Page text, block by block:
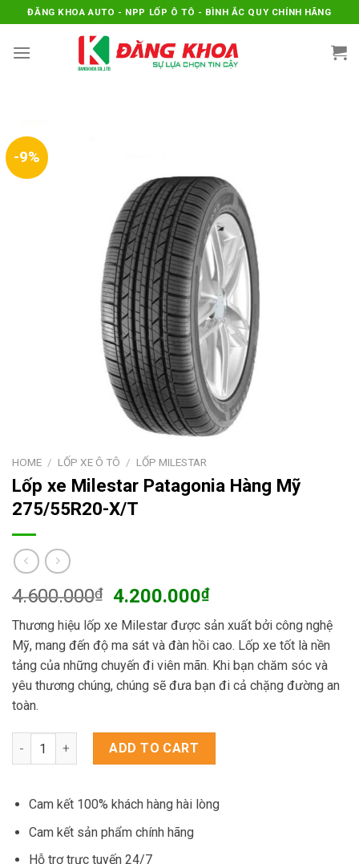
to
content
ĐĂNG KHOA AUTO - NPP LỐP Ô TÔ - BÌNH ẮC QUY CHÍNH HÃNG
-9%
HOME / LỐP XE Ô TÔ / LỐP MILESTAR
Lốp xe Milestar Patagonia Hàng Mỹ
275/55R20-X/T
4.600.000₫
Original
price
was:
4.600.000₫.
4.200.000₫Current
price
is:
4.200.000₫.
Thương hiệu lốp xe Milestar được sản xuất bởi công nghệ
Mỹ, mang đến độ ma sát và đàn hồi cao. Lốp xe tốt là nền
tảng của những chuyến đi viên mãn. Khi bạn chăm sóc và
yêu thương chúng, chúng sẽ đưa bạn đi cả chặng đường an
toàn.
Lốp xe Milestar Patagonia Hàng Mỹ 275/55R20-X/T quantity
ADD TO CART
Cam kết 100% khách hàng hài lòng
Cam kết sản phẩm chính hãng
Hỗ trợ trực tuyến 24/7